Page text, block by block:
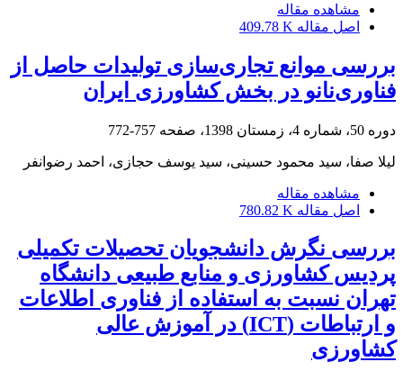
مشاهده مقاله
اصل مقاله 409.78 K
بررسی موانع تجاری‌سازی تولیدات حاصل از
فناوری‌نانو در بخش کشاورزی ایران
دوره 50، شماره 4، زمستان 1398، صفحه 757-772
لیلا صفا، سید محمود حسینی، سید یوسف حجازی، احمد رضوانفر
مشاهده مقاله
اصل مقاله 780.82 K
بررسی نگرش دانشجویان تحصیلات تکمیلی
پردیس کشاورزی و منابع طبیعی دانشگاه
تهران نسبت به استفاده از فناوری اطلاعات
و ارتباطات (ICT) در آموزش عالی
کشاورزی